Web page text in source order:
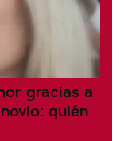
gracias a
quién